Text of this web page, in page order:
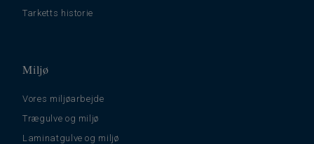
Tarketts historie
Miljø
Vores miljøarbejde
Trægulve og miljø
Laminatgulve og miljø